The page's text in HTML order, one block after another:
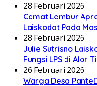
28 Februari 2026
Camat Lembur
Laiskodat Pada
28 Februari 2026
Julie Sutrisno
Fungsi LPS di Alor
26 Februari 2026
Warga Desa